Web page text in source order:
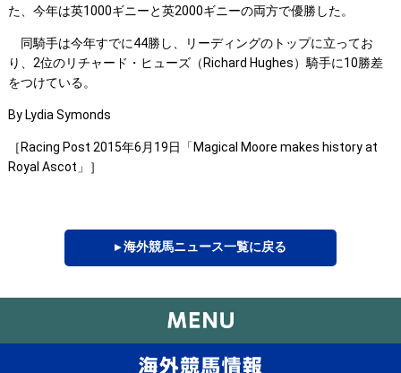
た、今年は英1000ギニーと英2000ギニーの両方で優勝した。
同騎手は今年すでに44勝し、リーディングのトップに立ってお
り、2位のリチャード・ヒューズ（Richard Hughes）騎手に10勝差
をつけている。
By Lydia Symonds
［Racing Post 2015年6月19日「Magical Moore makes history at
Royal Ascot」］
▸ 海外競馬ニュース一覧に戻る